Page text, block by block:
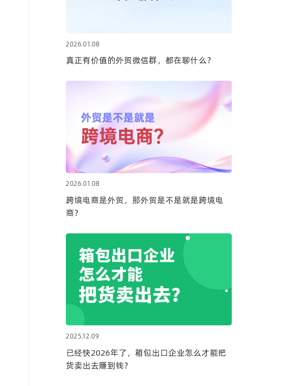
2026.01.08
真正有价值的外贸微信群，都在聊什么？
2026.01.08
跨境电商是外贸，那外贸是不是就是跨境电
商？
2025.12.09
已经快2026年了，箱包出口企业怎么才能把
货卖出去赚到钱？